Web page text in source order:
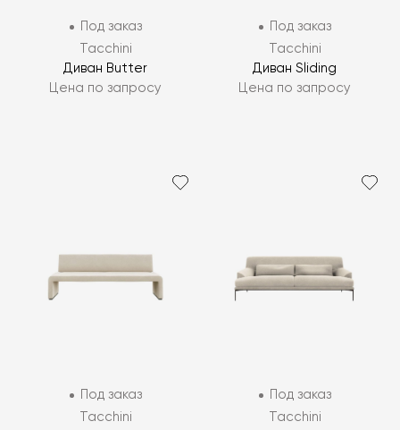
Под заказ
Tacchini
Диван Butter
Цена по запросу
Под заказ
Tacchini
Диван Sliding
Цена по запросу
Под заказ
Tacchini
Под заказ
Tacchini